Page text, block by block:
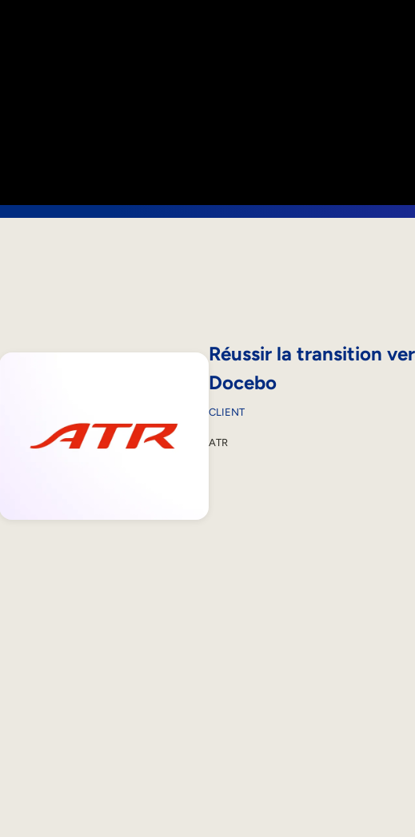
Réussir la transition
Docebo
CLIENT
ATR